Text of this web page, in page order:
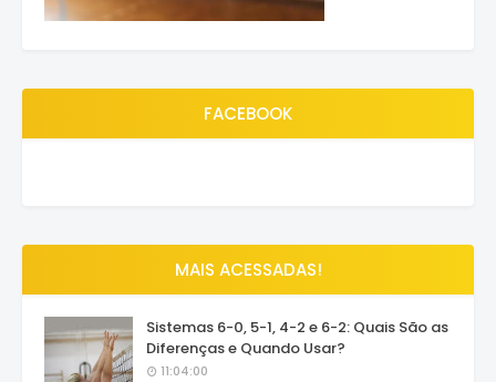
FACEBOOK
MAIS ACESSADAS!
Sistemas 6-0, 5-1, 4-2 e 6-2: Quais São as
Diferenças e Quando Usar?
11:04:00